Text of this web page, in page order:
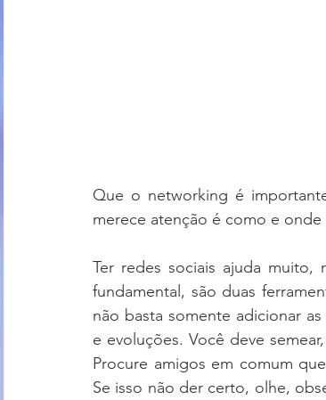
Que o networking é
merece atenção é como e
Ter redes sociais ajuda
fundamental, são duas
não basta somente adicionar
e evoluções. Você deve
Procure amigos em comum
Se isso não der certo, olhe,